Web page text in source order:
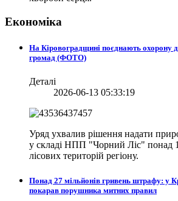
Економіка
На Кіровоградщині поєднають охорону
громад (ФОТО)
Деталі
2026-06-13 05:33:19
Уряд ухвалив рішення надати
у складі НПП "Чорний Ліс" понад
лісових територій регіону.
Понад 27 мільйонів гривень штрафу: у
покарав порушника митних правил